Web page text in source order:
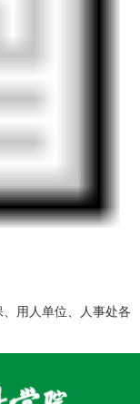
用人单位、人事处各